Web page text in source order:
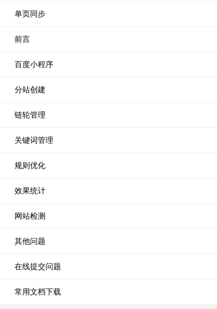
单页同步
前言
百度小程序
分站创建
链轮管理
关键词管理
规则优化
效果统计
网站检测
其他问题
在线提交问题
常用文档下载